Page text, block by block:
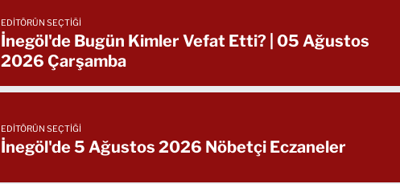
EDITÖRÜN SEÇTIĞI
İnegöl'de Bugün Kimler Vefat Etti? | 05 Ağustos
2026 Çarşamba
EDITÖRÜN SEÇTIĞI
İnegöl'de 5 Ağustos 2026 Nöbetçi Eczaneler